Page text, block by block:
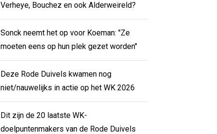
Verheye, Bouchez en ook Alderweireld?
Sonck neemt het op voor Koeman: "Ze
moeten eens op hun plek gezet worden"
Deze Rode Duivels kwamen nog
niet/nauwelijks in actie op het WK 2026
Dit zijn de 20 laatste WK-
doelpuntenmakers van de Rode Duivels